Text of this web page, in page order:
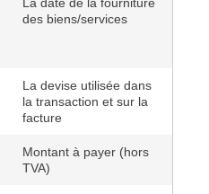
des biens/services
La devise utilisée dans
la transaction et sur la
facture
Montant à payer (hors
TVA)